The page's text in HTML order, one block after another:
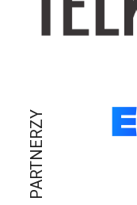
PARTNERZY